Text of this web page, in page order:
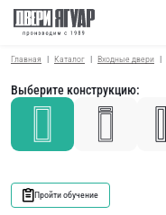
Главная Каталог Входные двери
Выберите конструкцию:
Пройти обучение